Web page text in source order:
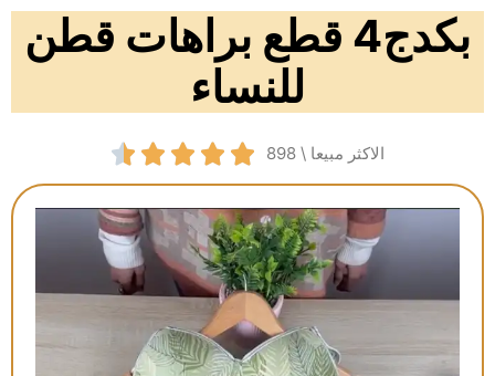
بكدج4 قطع براهات قطن
للنساء
الاكثر مبيعا \ 898 



